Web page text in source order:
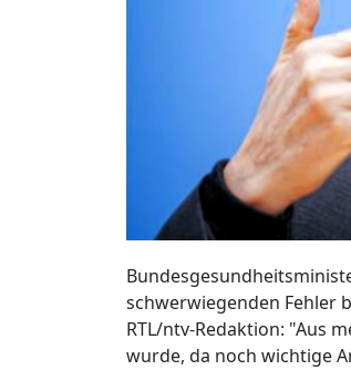
schwerwiegenden Fehler
RTL/ntv-Redaktion: "Aus
wurde, da noch wichtige